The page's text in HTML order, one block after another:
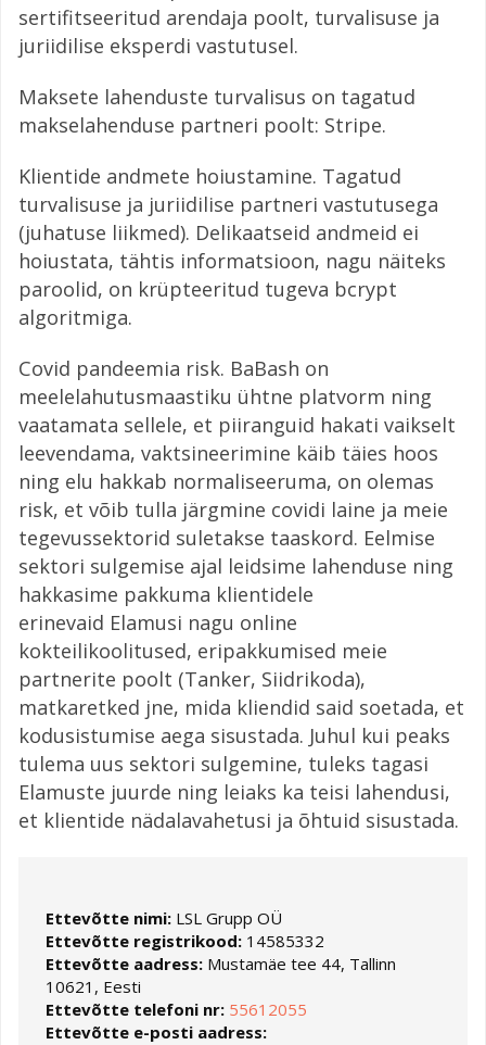
sertifitseeritud arendaja poolt, turvalisuse ja
juriidilise eksperdi vastutusel.
Maksete lahenduste turvalisus on tagatud
makselahenduse partneri poolt: Stripe.
Klientide andmete hoiustamine. Tagatud
turvalisuse ja juriidilise partneri vastutusega
(juhatuse liikmed). Delikaatseid andmeid ei
hoiustata, tähtis informatsioon, nagu näiteks
paroolid, on krüpteeritud tugeva bcrypt
algoritmiga.
Covid pandeemia risk. BaBash on
meelelahutusmaastiku ühtne platvorm ning
vaatamata sellele, et piiranguid hakati vaikselt
leevendama, vaktsineerimine käib täies hoos
ning elu hakkab normaliseeruma, on olemas
risk, et võib tulla järgmine covidi laine ja meie
tegevussektorid suletakse taaskord. Eelmise
sektori sulgemise ajal leidsime lahenduse ning
hakkasime pakkuma klientidele
erinevaid Elamusi nagu online
kokteilikoolitused, eripakkumised meie
partnerite poolt (Tanker, Siidrikoda),
matkaretked jne, mida kliendid said soetada, et
kodusistumise aega sisustada. Juhul kui peaks
tulema uus sektori sulgemine, tuleks tagasi
Elamuste juurde ning leiaks ka teisi lahendusi,
et klientide nädalavahetusi ja õhtuid sisustada.
Ettevõtte nimi: LSL Grupp OÜ
Ettevõtte registrikood: 14585332
Ettevõtte aadress: Mustamäe tee 44, Tallinn
10621, Eesti
Ettevõtte telefoni nr: 55612055
Ettevõtte e-posti aadress: